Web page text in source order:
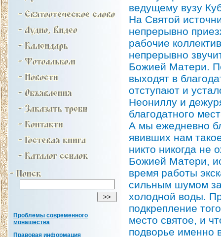
Проблемы современного
монашества
Правовая информация
ведущему вузу
На Святой
непрерывно
рабочие
непрерывно
Божией Матери.
выходят в
отступают и
Неониллу и
благодатного
А мы ежедневно
явивших нам
никто никогда не
Божией Матери,
время работы
сильным шумом
холодной воды.
подкрепление
место святое, и
подворье именно